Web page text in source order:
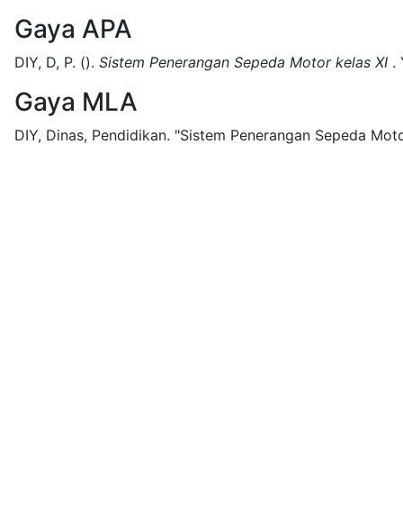
Gaya APA
DIY, D, P. (). Sistem Penerangan Sepeda Motor kelas XI .
Gaya MLA
DIY, Dinas, Pendidikan. "Sistem Penerangan Sepeda